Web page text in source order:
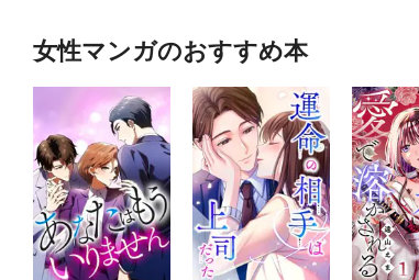
女性マンガのおすすめ本